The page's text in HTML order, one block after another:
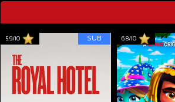
5.9/10 SUB 6.8/10